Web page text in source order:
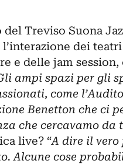
del Treviso Suona
dei
e delle jam
ampi spazi per gli
come
Benetton che ci
che cercavamo da
live? “A dire il vero
Alcune cose